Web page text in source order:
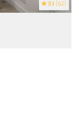
3.1 (62)